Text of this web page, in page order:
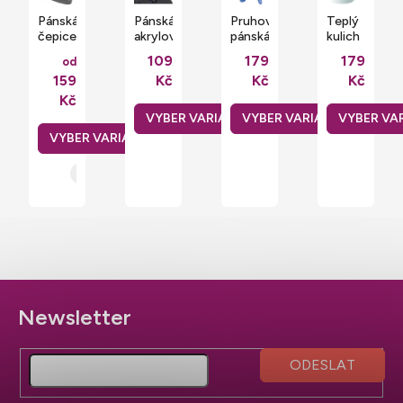
Pánská
čepice
Beanie
lemem
od
159
Kč
Pánská
akrylová
Sol's
Acrilyc
109
Kč
Pruhovaná
pánská
ušima,
Hat
179
Kč
Teplý
kulich
beanie
179
Kč
Z
á
a